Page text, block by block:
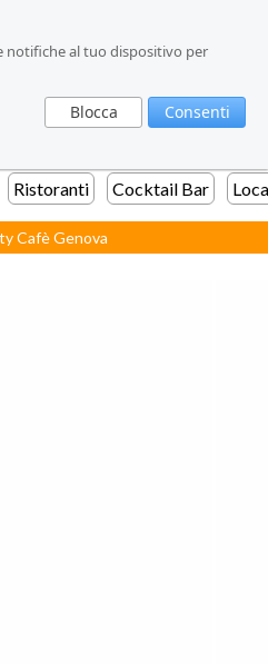
notifiche al tuo dispositivo per
Blocca Consenti
notifiche al tuo dispositivo per
Blocca Consenti
Ristoranti Cocktail Bar
Cafè Genova